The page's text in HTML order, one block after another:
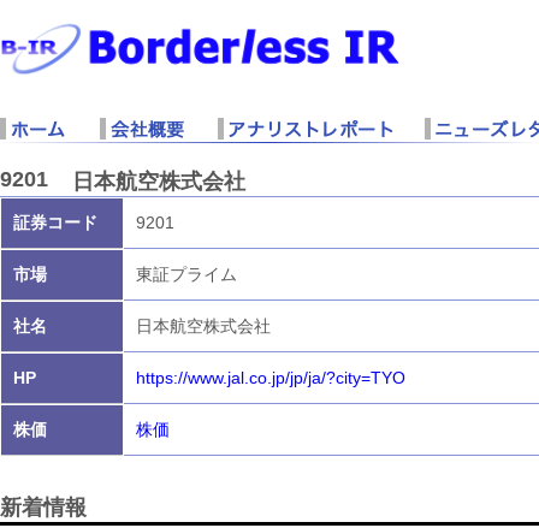
9201 日本航空株式会社
証券コード 9201
市場 東証プライム
社名 日本航空株式会社
HP https://www.jal.co.jp/jp/ja/?city=TYO
株価 株価
新着情報